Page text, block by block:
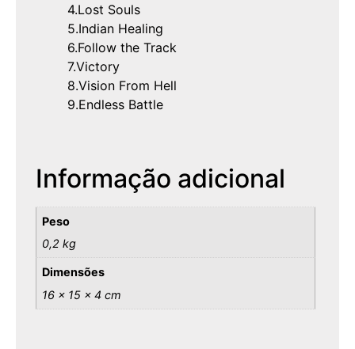
4.Lost Souls
5.Indian Healing
6.Follow the Track
7.Victory
8.Vision From Hell
9.Endless Battle
Informação adicional
Peso
0,2 kg
Dimensões
16 × 15 × 4 cm